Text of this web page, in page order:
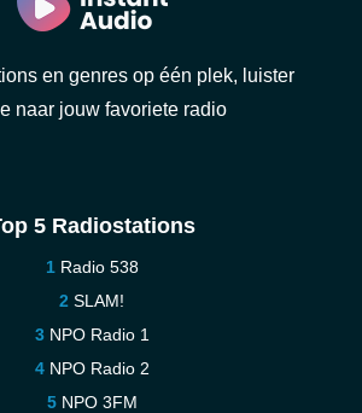
en genres op één plek, luister
naar jouw favoriete radio
5 Radiostations
Radio 538
SLAM!
NPO Radio 1
NPO Radio 2
NPO 3FM